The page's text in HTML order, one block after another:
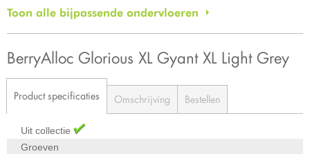
Toon alle bijpassende ondervloeren
BerryAlloc Glorious XL Gyant XL Light Grey
Product specificaties Omschrijving Bestellen
Uit collectie
Groeven